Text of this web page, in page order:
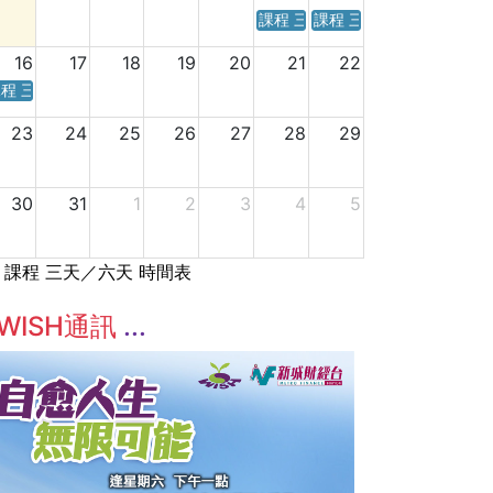
課程 三天／六天 時間表
課程 三天／六天 時間表
16 17 18 19 20 21 22
三天／六天 時間表
23 24 25 26 27 28 29
30 31 1 2 3 4 5
課程 三天／六天 時間表
通訊